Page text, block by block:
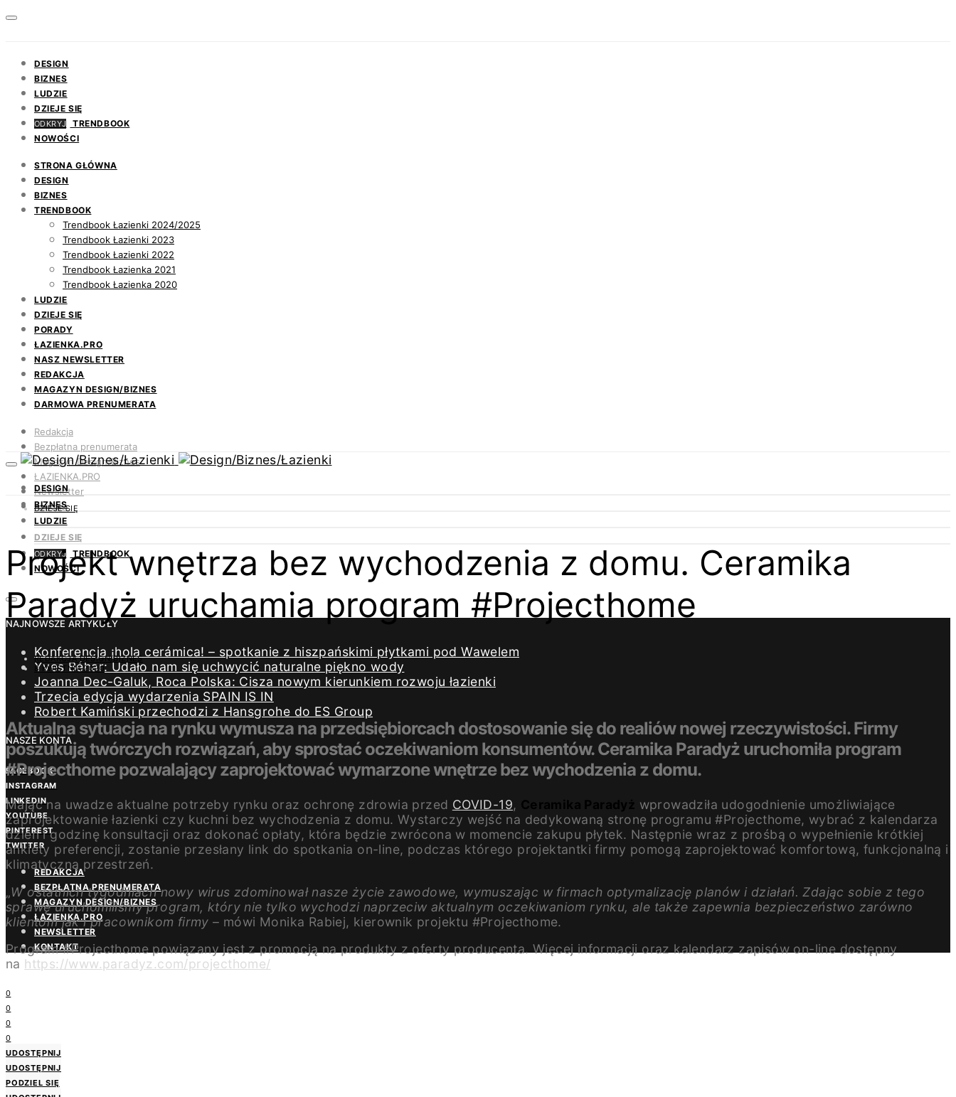
DESIGN
BIZNES
LUDZIE
DZIEJE SIĘ
ODKRYJ
TRENDBOOK
NOWOŚCI
STRONA GŁÓWNA
DESIGN
BIZNES
TRENDBOOK
Trendbook Łazienki 2024/2025
Trendbook Łazienki 2023
Trendbook Łazienki 2022
Trendbook Łazienka 2021
Trendbook Łazienka 2020
LUDZIE
DZIEJE SIĘ
PORADY
ŁAZIENKA.PRO
NASZ NEWSLETTER
REDAKCJA
MAGAZYN DESIGN/BIZNES
DARMOWA PRENUMERATA
Redakcja
Bezpłatna prenumerata
Magazyn Design/Biznes
ŁAZIENKA.PRO
Newsletter
Kontakt
DESIGN
BIZNES
LUDZIE
DZIEJE SIĘ
ODKRYJ
TRENDBOOK
NOWOŚCI
NAJNOWSZE ARTYKUŁY
Konferencja ¡hola cerámica! – spotkanie z hiszpańskimi płytkami pod Wawelem
Yves Béhar: Udało nam się uchwycić naturalne piękno wody
Joanna Dec-Galuk, Roca Polska: Cisza nowym kierunkiem rozwoju łazienki
Trzecia edycja wydarzenia SPAIN IS IN
Robert Kamiński przechodzi z Hansgrohe do ES Group
NASZE KONTA
FACEBOOK
INSTAGRAM
LINKEDIN
YOUTUBE
PINTEREST
TWITTER
REDAKCJA
BEZPŁATNA PRENUMERATA
MAGAZYN DESIGN/BIZNES
ŁAZIENKA.PRO
NEWSLETTER
KONTAKT
DZIEJE SIĘ
Projekt wnętrza bez wychodzenia z domu. Ceramika
Paradyż uruchamia program #Projecthome
REDAKCJA DESIGN/BIZNES
8 KWIETNIA 2020
Aktualna sytuacja na rynku wymusza na przedsiębiorcach dostosowanie się do realiów nowej rzeczywistości. Firmy
poszukują twórczych rozwiązań, aby sprostać oczekiwaniom konsumentów. Ceramika Paradyż uruchomiła program
#Projecthome pozwalający zaprojektować wymarzone wnętrze bez wychodzenia z domu.
Mając na uwadze aktualne potrzeby rynku oraz ochronę zdrowia przed COVID-19,
wprowadziła udogodnienie umożliwiające
zaprojektowanie łazienki czy kuchni bez wychodzenia z domu. Wystarczy wejść na dedykowaną stronę programu #Projecthome, wybrać z kalendarza
dzień i godzinę konsultacji oraz dokonać opłaty, która będzie zwrócona w momencie zakupu płytek. Następnie wraz z prośbą o wypełnienie krótkiej
ankiety preferencji, zostanie przesłany link do spotkania on-line, podczas którego projektantki firmy pomogą zaprojektować komfortową, funkcjonalną i
klimatyczną przestrzeń.
„W ostatnich tygodniach nowy wirus zdominował nasze życie zawodowe, wymuszając w firmach optymalizację planów i działań. Zdając sobie z tego
sprawę uruchomiliśmy program, który nie tylko wychodzi naprzeciw aktualnym oczekiwaniom rynku, ale także zapewnia bezpieczeństwo zarówno
klientom jak i pracownikom firmy– mówi Monika Rabiej, kierownik projektu #Projecthome.
Program #Projecthome powiązany jest z promocją na produkty z oferty producenta. Więcej informacji oraz kalendarz zapisów on-line dostępny
na https://www.paradyz.com/projecthome/
0
0
0
0
UDOSTĘPNIJ
UDOSTĘPNIJ
PODZIEL SIĘ